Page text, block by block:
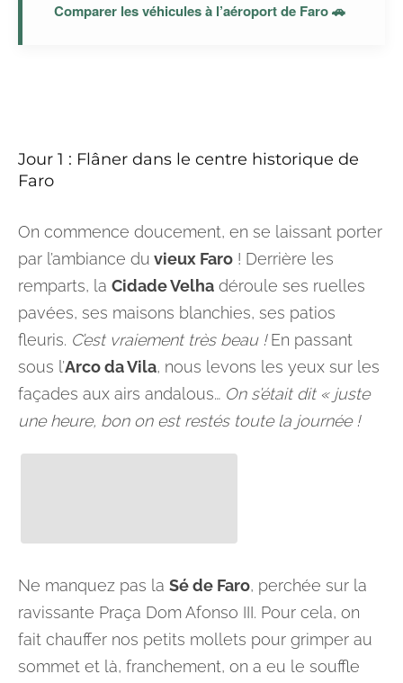
Comparer les véhicules à l’aéroport de Faro 🚗
Jour 1 : Flâner dans le centre historique de
Faro
On commence doucement, en se laissant porter
par l’ambiance du vieux Faro ! Derrière les
remparts, la Cidade Velha déroule ses ruelles
pavées, ses maisons blanchies, ses patios
fleuris. C’est vraiement très beau !En passant
sous l’Arco da Vila, nous levons les yeux sur les
façades aux airs andalous… On s’était dit « juste
une heure, bon on est restés toute la journée !
Ne manquez pas la Sé de Faro, perchée sur la
ravissante Praça Dom Afonso III. Pour cela, on
fait chauffer nos petits mollets pour grimper au
sommet et là, franchement, on a eu le souffle